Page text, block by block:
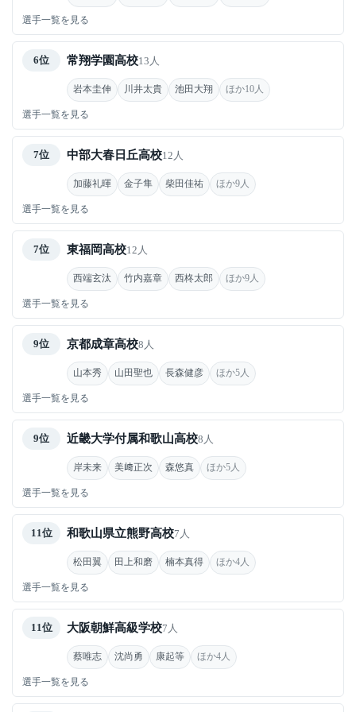
選手一覧を見る
6位 常翔学園高校13人
岩本圭伸 川井太貴 池田大翔 ほか10人
選手一覧を見る
7位 中部大春日丘高校12人
加藤礼暉 金子隼 柴田佳祐 ほか9人
選手一覧を見る
7位 東福岡高校12人
西端玄汰 竹内嘉章 西柊太郎 ほか9人
選手一覧を見る
9位 京都成章高校8人
山本秀 山田聖也 長森健彦 ほか5人
選手一覧を見る
9位 近畿大学付属和歌山高校8人
岸未来 美﨑正次 森悠真 ほか5人
選手一覧を見る
11位 和歌山県立熊野高校7人
松田翼 田上和磨 楠本真得 ほか4人
選手一覧を見る
11位 大阪朝鮮高級学校7人
蔡唯志 沈尚勇 康起等 ほか4人
選手一覧を見る